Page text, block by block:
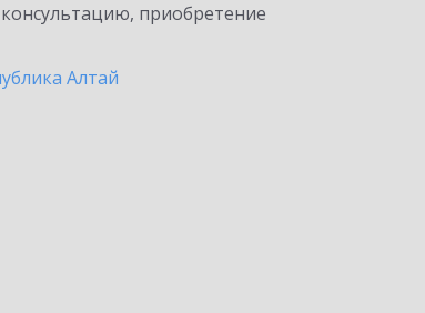
приобретение
Алтай